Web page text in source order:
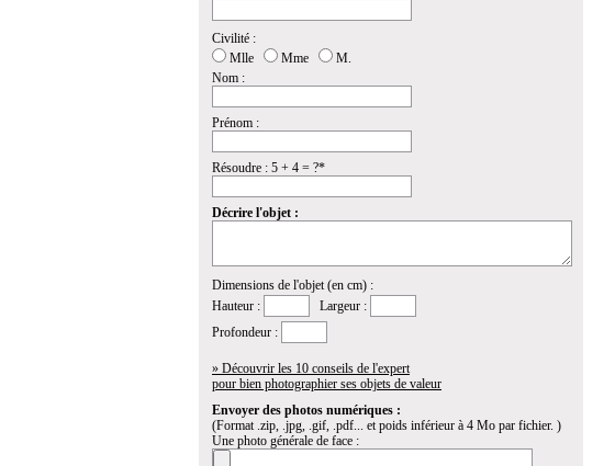
Civilité :
Mlle
Mme
M.
Nom :
Prénom :
Résoudre : 5 + 4 = ?*
Décrire l'objet :
Dimensions de l'objet (en cm) :
Hauteur :
Largeur :
Profondeur :
» Découvrir les 10 conseils de l'expert
pour bien photographier ses objets de valeur
Envoyer des photos numériques :
(Format .zip, .jpg, .gif, .pdf... et poids inférieur à 4 Mo par fichier. )
Une photo générale de face :